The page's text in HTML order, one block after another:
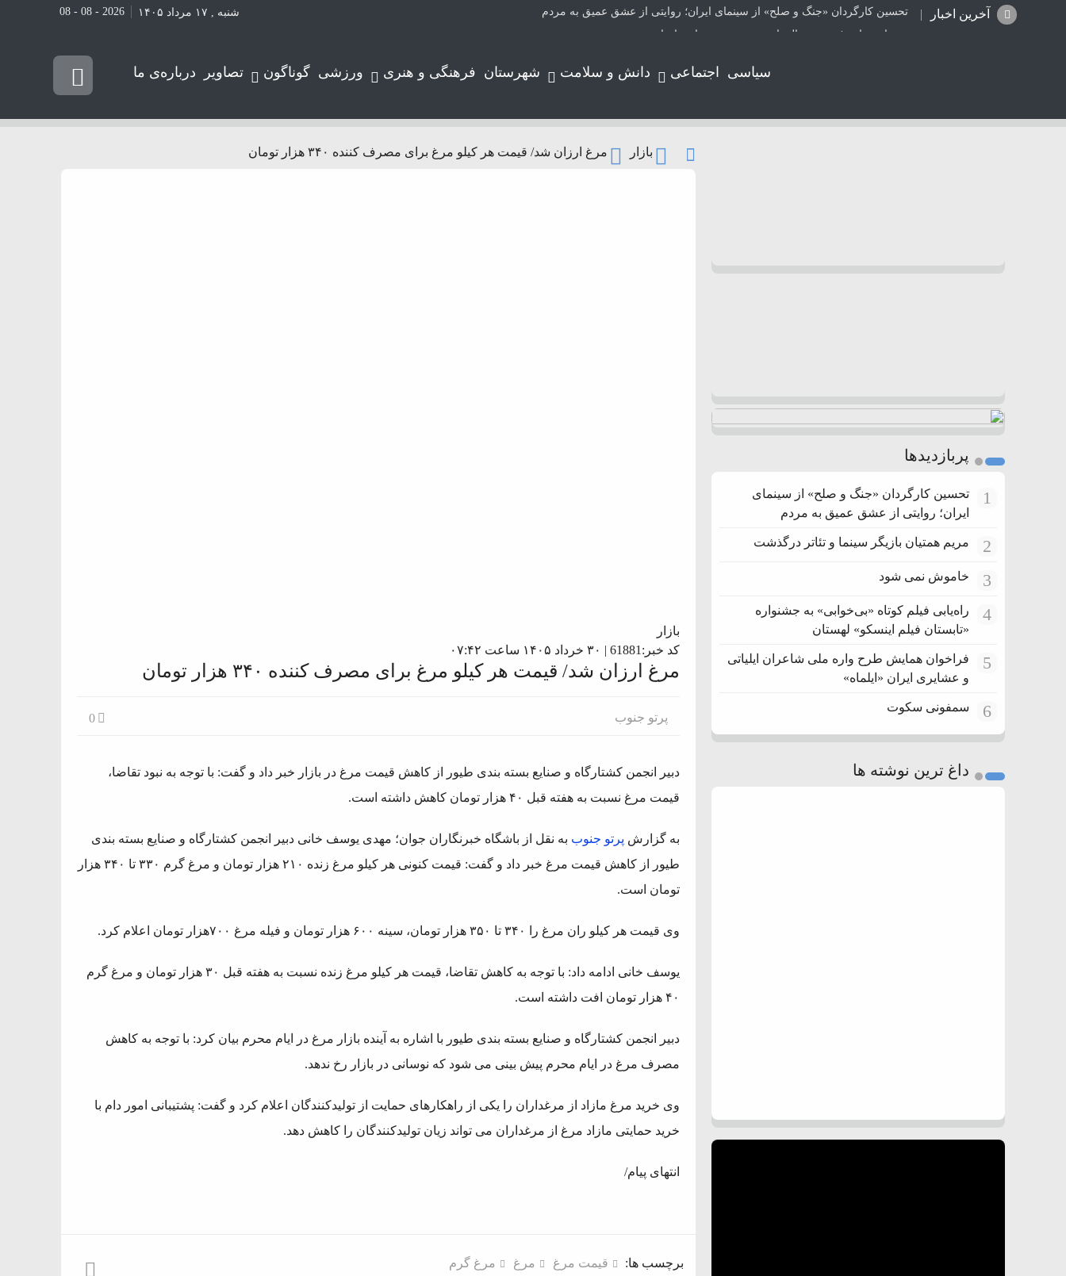
آخرین اخبار
تحسین کارگردان «جنگ و صلح» از سینمای ایران؛ روایتی از عشق عمیق به مردم
هشدار درباره فروش حواله‌های صوری خودروهای وارداتی
شنبه , ۱۷ مرداد ۱۴۰۵ 2026 - 08 - 08
سیاسی اجتماعی دانش و سلامت شهرستان فرهنگی و هنری ورزشی گوناگون تصاویر درباره‌ی ما
بازار مرغ ارزان شد/ قیمت هر کیلو مرغ برای مصرف کننده ۳۴۰ هزار تومان
بازار
کد خبر:61881 | ۳۰ خرداد ۱۴۰۵ ساعت ۰۷:۴۲
مرغ ارزان شد/ قیمت هر کیلو مرغ برای مصرف کننده ۳۴۰ هزار تومان
پرتو جنوب 0
دبیر انجمن کشتارگاه و صنایع بسته بندی طیور از کاهش قیمت مرغ در بازار خبر داد و گفت: با توجه به نبود تقاضا،
قیمت مرغ نسبت به هفته قبل ۴۰ هزار تومان کاهش داشته است.
به گزارش پرتو جنوب به نقل از باشگاه خبرنگاران جوان؛ مهدی یوسف خانی دبیر انجمن کشتارگاه و صنایع بسته بندی
طیور از کاهش قیمت مرغ خبر داد و گفت: قیمت کنونی هر کیلو مرغ زنده ۲۱۰ هزار تومان و مرغ گرم ۳۳۰ تا ۳۴۰ هزار
تومان است.
وی قیمت هر کیلو ران مرغ را ۳۴۰ تا ۳۵۰ هزار تومان، سینه ۶۰۰ هزار تومان و فیله مرغ ۷۰۰هزار تومان اعلام کرد.
یوسف خانی ادامه داد: با توجه به کاهش تقاضا، قیمت هر کیلو مرغ زنده نسبت به هفته قبل ۳۰ هزار تومان و مرغ گرم
۴۰ هزار تومان افت داشته است.
دبیر انجمن کشتارگاه و صنایع بسته بندی طیور با اشاره به آینده بازار مرغ در ایام محرم بیان کرد: با توجه به کاهش
مصرف مرغ در ایام محرم پیش بینی می شود که نوسانی در بازار رخ ندهد.
وی خرید مرغ مازاد از مرغداران را یکی از راهکارهای حمایت از تولیدکنندگان اعلام کرد و گفت: پشتیبانی امور دام با
خرید حمایتی مازاد مرغ از مرغداران می تواند زیان تولیدکنندگان را کاهش دهد.
انتهای پیام/
برچسب ها: قیمت مرغ مرغ مرغ گرم
پربازدیدها
1
تحسین کارگردان «جنگ و صلح» از سینمای
ایران؛ روایتی از عشق عمیق به مردم
2 مریم همتیان بازیگر سینما و تئاتر درگذشت
3 خاموش نمی شود
4
راه‌یابی فیلم کوتاه «بی‌خوابی» به جشنواره
«تابستان فیلم اینسکو» لهستان
5
فراخوان همایش طرح واره ملی شاعران ایلیاتی
و عشایری ایران «ایلماه»
6 سمفونی سکوت
داغ ترین نوشته ها